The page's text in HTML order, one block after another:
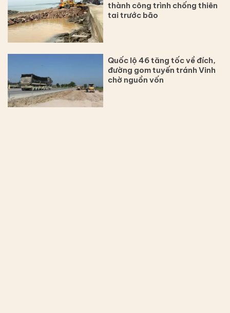
thành công trình chống thiên
tai trước bão
Quốc lộ 46 tăng tốc về đích,
đường gom tuyến tránh Vinh
chờ nguồn vốn